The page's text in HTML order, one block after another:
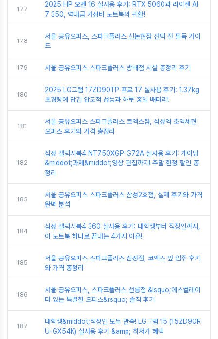
177
2025 HP 오멘 16 실사용 후기: RTX 5060과 라이젠 AI
7 350, 역대급 가성비 노트북의 귀환!
178
서울 공유오피스, 스파크플러스 신논현점 선택 전 필독 가이
드
179 서울 공유오피스 스파크플러스 방배점 시설 총정리 후기
180
2025 LG그램 17ZD90TP 프로 17 실사용 후기: 1.37kg
초경량에 담긴 압도적 성능과 하루 종일 배터리!
181
서울 공유오피스 스파크플러스 코엑스점, 삼성역 초역세권
오피스 후기와 가격 총정리
182
삼성 갤럭시북4 NT750XGP-G72A 실사용 후기: 게이밍
&middot;과제&middot;영상 편집까지! 주말 한정 할인 총
정리
183
서울 공유오피스 스파크플러스 삼성2호점, 실제 후기와 가격
완벽 분석
184
삼성 갤럭시북4 360 실사용 후기: 대학생부터 직장인까지,
이 노트북 하나로 끝내는 4가지 이유!
185
서울 공유오피스 스파크플러스 삼성점, 코엑스 앞 입주 후기
와 가격 총정리
186
서울 공유오피스, 스파크플러스 선릉점 &lsquo;에스컬레이
터 있는 특별한 오피스&rsquo; 솔직 후기
187
대학생&middot;직장인 모두 만족! LG그램 15 (15ZD90R
U-GX54K) 실사용 후기 &amp; 최저가 혜택